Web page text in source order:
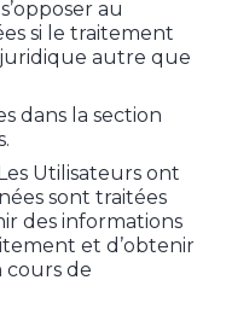
au
si le traitement
autre que
dans la section
Utilisateurs ont
sont traitées
des informations
et d’obtenir
cours de